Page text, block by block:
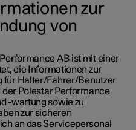
zur
von
AB ist mit einer
die Informationen zur
für Halter/Fahrer/Benutzer
Polestar Performance
-wartung sowie zu
zur sicheren
an das Servicepersonal